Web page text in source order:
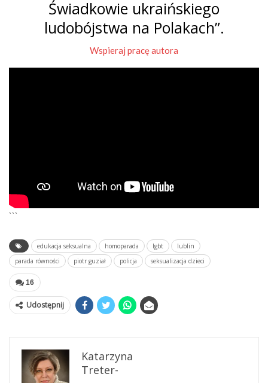
Świadkowie ukraińskiego
ludobójstwa na Polakach”.
Wspieraj pracę autora
```
edukacja seksualna homoparada lgbt
lublin
parada równości
piotr guział policja seksualizacja dzieci
16
Udostępnij
Katarzyna
Treter-